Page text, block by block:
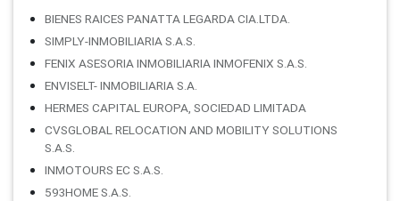
BIENES RAICES PANATTA LEGARDA CIA.LTDA.
SIMPLY-INMOBILIARIA S.A.S.
FENIX ASESORIA INMOBILIARIA INMOFENIX S.A.S.
ENVISELT- INMOBILIARIA S.A.
HERMES CAPITAL EUROPA, SOCIEDAD LIMITADA
CVSGLOBAL RELOCATION AND MOBILITY SOLUTIONS
S.A.S.
INMOTOURS EC S.A.S.
593HOME S.A.S.